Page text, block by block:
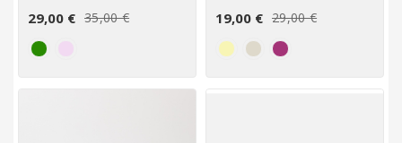
29,00 € 35,00 € 19,00 € 29,00 €